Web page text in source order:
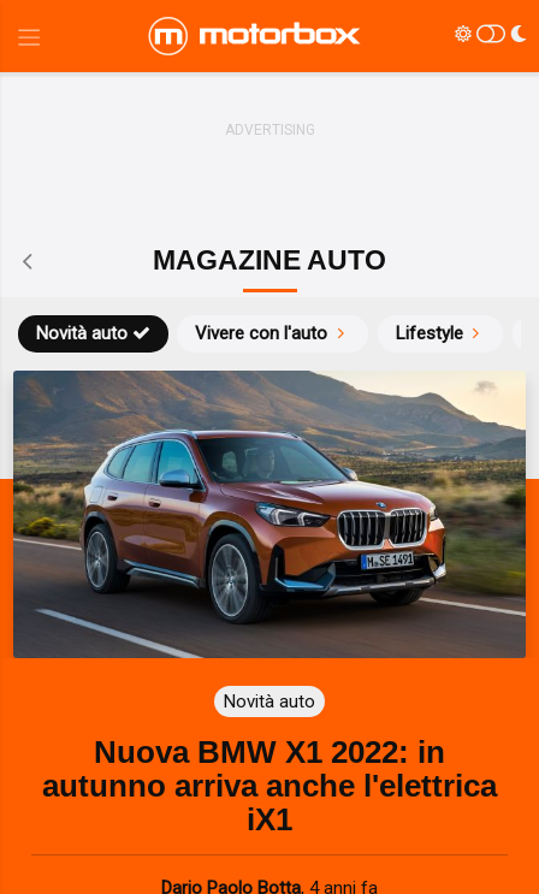
MAGAZINE AUTO
Novità auto Vivere con l'auto Lifestyle
Novità auto
Nuova BMW X1 2022: in
autunno arriva anche l'elettrica
iX1
Dario Paolo Botta, 4 anni fa